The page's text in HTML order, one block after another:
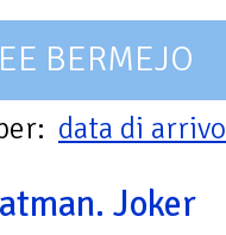
BERMEJO
data di arrivo
Joker